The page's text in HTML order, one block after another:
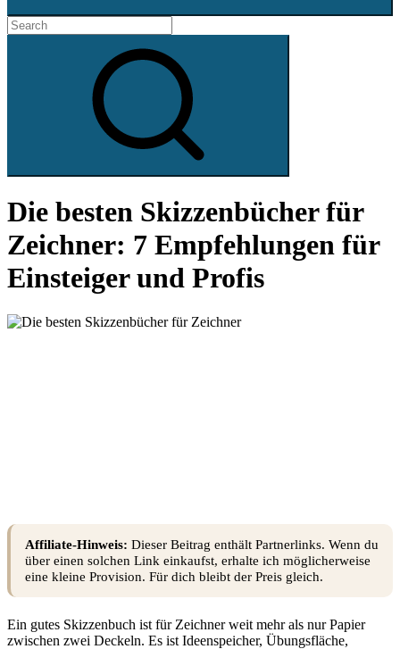
Search
for:
Die besten Skizzenbücher für
Zeichner: 7 Empfehlungen für
Einsteiger und Profis
Affiliate-Hinweis: Dieser Beitrag enthält Partnerlinks. Wenn du
über einen solchen Link einkaufst, erhalte ich möglicherweise
eine kleine Provision. Für dich bleibt der Preis gleich.
Ein gutes Skizzenbuch ist für Zeichner weit mehr als nur Papier
zwischen zwei Deckeln. Es ist Ideenspeicher, Übungsfläche,